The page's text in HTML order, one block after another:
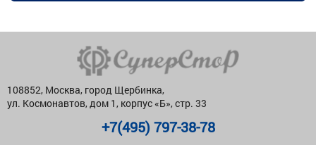
108852, Москва, город Щербинка,
ул. Космонавтов, дом 1, корпус «Б», стр. 33
+7(495) 797-38-78